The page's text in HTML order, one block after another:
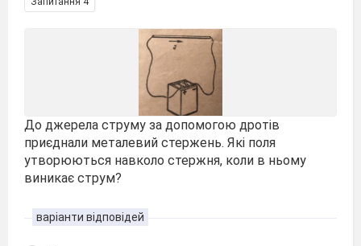
До джерела струму за допомогою дротів
приєднали металевий стержень. Які поля
утворюються навколо стержня, коли в ньому
виникає струм?
варіанти відповідей